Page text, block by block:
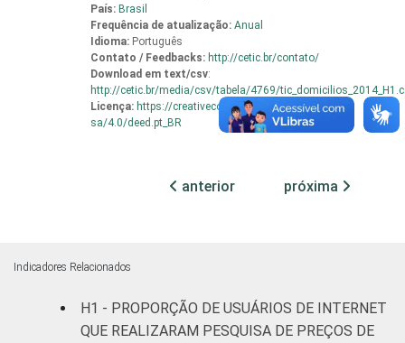
Faixa
etária
De 10 a 15
anos
De 16 a 24
63 37
anos
28
De 45 a 59
66 33
País: Brasil
Frequência de atualização: Anual
Idioma: Português
Contato / Feedbacks: http://cetic.br/contato/
Download em text/csv:
http://cetic.br/media/csv/tabela/4769/
Licença: https://creativecommons.org/licenses/by-
sa/4.0/deed.pt_BR
anterior próxima
Indicadores Relacionados
H1 - PROPORÇÃO DE USUÁRIOS DE INTERNET
QUE REALIZARAM PESQUISA DE PREÇOS DE